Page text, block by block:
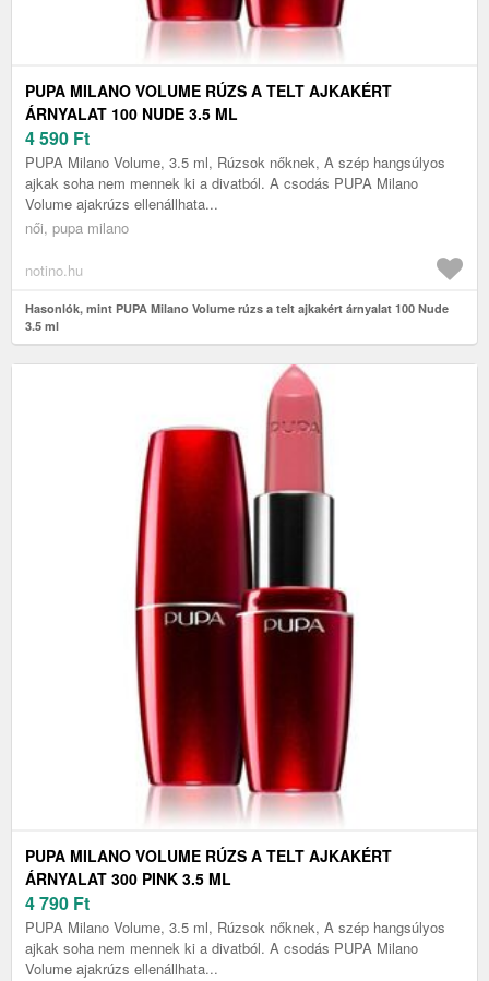
PUPA MILANO VOLUME RÚZS A TELT AJKAKÉRT
ÁRNYALAT 100 NUDE 3.5 ML
4 590 Ft
PUPA Milano Volume, 3.5 ml, Rúzsok nőknek, A szép hangsúlyos
ajkak soha nem mennek ki a divatból. A csodás PUPA Milano
Volume ajakrúzs ellenállhata...
női, pupa milano
notino.hu
Hasonlók, mint PUPA Milano Volume rúzs a telt ajkakért árnyalat 100 Nude
3.5 ml
PUPA MILANO VOLUME RÚZS A TELT AJKAKÉRT
ÁRNYALAT 300 PINK 3.5 ML
4 790 Ft
PUPA Milano Volume, 3.5 ml, Rúzsok nőknek, A szép hangsúlyos
ajkak soha nem mennek ki a divatból. A csodás PUPA Milano
Volume ajakrúzs ellenállhata...